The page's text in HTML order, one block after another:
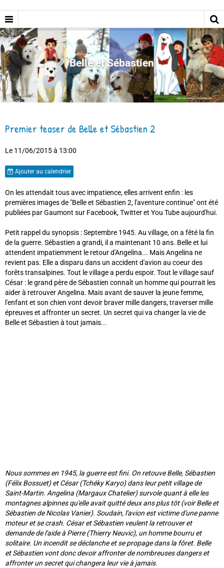
Belle et Sébastien
Premier teaser de Belle et Sébastien 2
Le 11/06/2015à 13:00
Ajouter au calendrier
On les attendait tous avec impatience, elles arrivent enfin : les
premières images de "Belle et Sébastien 2, l'aventure continue" ont été
publiées par Gaumont sur Facebook, Twitter et You Tube aujourd'hui.
Petit rappel du synopsis :Septembre 1945. Au village, on a fêté la fin
de la guerre. Sébastien a grandi, il a maintenant 10 ans. Belle et lui
attendent impatiemment le retour d'Angelina... Mais Angelina ne
revient pas. Elle a disparu dans un accident d'avion au coeur des
forêts transalpines. Tout le village a perdu espoir. Tout le village sauf
César : le grand père de Sébastien connaît un homme qui pourrait les
aider à retrouver Angelina. Mais avant de sauver la jeune femme,
l'enfant et son chien vont devoir braver mille dangers, traverser mille
épreuves et affronter un secret. Un secret qui va changer la vie de
Belle et Sébastien à tout jamais...
Nous sommes en 1945, la guerre est fini. On retouve Belle, Sébastien
(Félix Bossuet) et César (Tchéky Karyo) dans leur petit village de
Saint-Martin. Angelina (Margaux Chatelier) survole quant à elle les
montagnes alpinnes qu'elle avait quitté deux ans plus tôt (voir Belle et
Sébastien de Nicolas Vanier). Soudain, l'avion est victime d'une panne
moteur et se crash. César et Sébastien veulent la retrouver et
demande de l'aide à Pierre (Thierry Neuvic), un homme bourru et
solitaire. Un incendit se déclanche et se propage dans la fôret. Belle
et Sébastien vont donc devoir affronter de nombreuses dangers et
affronter un secret qui changera leur vie à jamais.